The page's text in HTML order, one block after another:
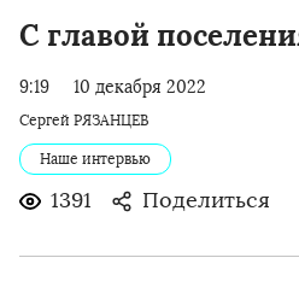
С главой
9:19 10 декабря 2022
Сергей РЯЗАНЦЕВ
Наше интервью
1391 Поделиться